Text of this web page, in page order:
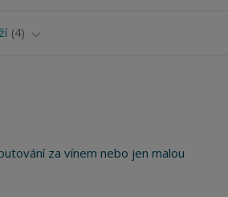
4
za vínem nebo jen malou